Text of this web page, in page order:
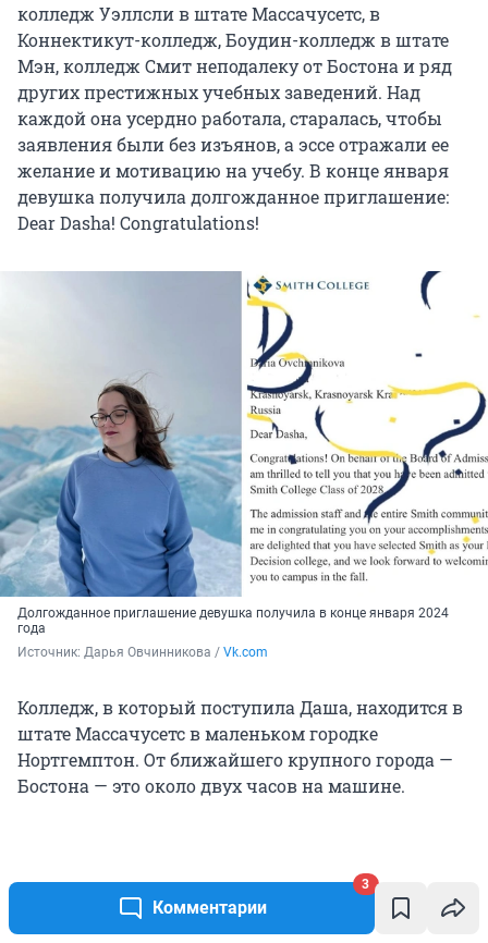
Комментарии
3
колледж Уэллсли в штате Массачусетс, в
Коннектикут-колледж, Боудин-колледж в штате
Мэн, колледж Смит неподалеку от Бостона и ряд
других престижных учебных заведений. Над
каждой она усердно работала, старалась, чтобы
заявления были без изъянов, а эссе отражали ее
желание и мотивацию на учебу. В конце января
девушка получила долгожданное приглашение:
Dear Dasha! Congratulations!
Долгожданное приглашение девушка получила в конце января 2024
года
Источник: Дарья Овчинникова / Vk.com
Колледж, в который поступила Даша, находится в
штате Массачусетс в маленьком городке
Нортгемптон. От ближайшего крупного города —
Бостона — это около двух часов на машине.
Принимают туда только женщин, однако среди
преподавателей есть и мужчины. Смит входит в
объединение пяти колледжей региона. Они все